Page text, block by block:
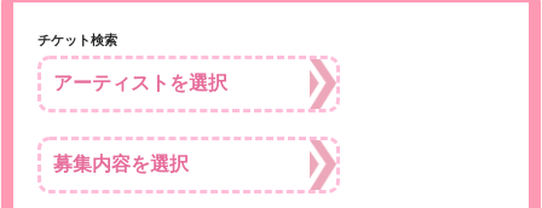
チケット検索